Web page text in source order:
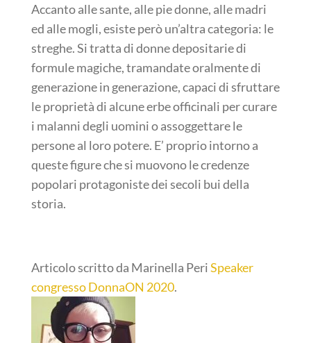
Accanto alle sante, alle pie donne, alle madri
ed alle mogli, esiste però un’altra categoria: le
streghe. Si tratta di donne depositarie di
formule magiche, tramandate oralmente di
generazione in generazione, capaci di sfruttare
le proprietà di alcune erbe officinali per curare
i malanni degli uomini o assoggettare le
persone al loro potere. E’ proprio intorno a
queste figure che si muovono le credenze
popolari protagoniste dei secoli bui della
storia.
Articolo scritto da Marinella PeriSpeaker
congresso DonnaON 2020.